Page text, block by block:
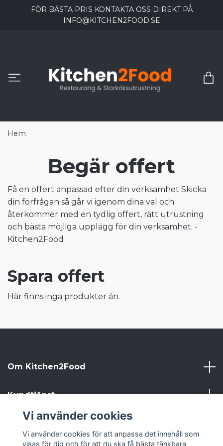
FÖR BÄSTA PRIS KONTAKTA OSS DIREKT PÅ
INFO@KITCHEN2FOOD.SE
Hem
Begär offert
Få en offert anpassad efter din verksamhet Skicka
din förfrågan så går vi igenom dina val och
återkommer med en tydlig offert, rätt utrustning
och bästa möjliga upplägg för din verksamhet. -
Kitchen2Food
Spara offert
Här finns inga produkter än.
Om Kitchen2Food
Kundtjänst
Vi använder cookies
Vi använder cookies för att anpassa det innehåll som
visas för dig och för att du ska få bästa tänkbara